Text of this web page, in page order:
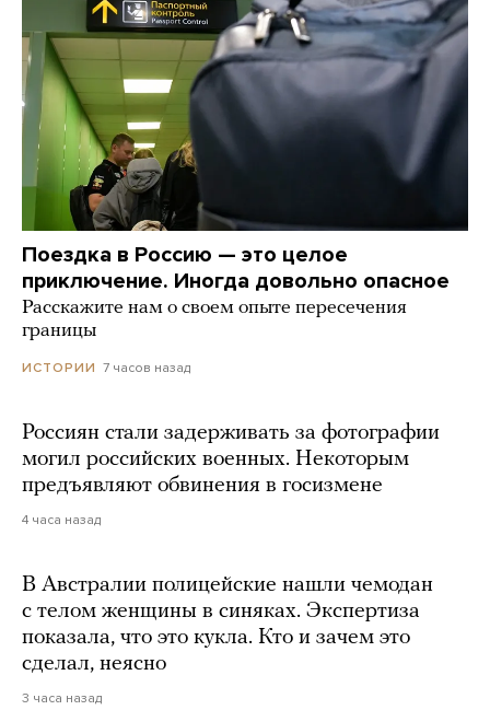
Поездка в Россию — это целое
приключение. Иногда довольно опасное
Расскажите нам о своем опыте пересечения
границы
ИСТОРИИ 7 часов назад
Россиян стали задерживать за фотографии
могил российских военных. Некоторым
предъявляют обвинения в госизмене
4 часа назад
В Австралии полицейские нашли чемодан
с телом женщины в синяках. Экспертиза
показала, что это кукла. Кто и зачем это
сделал, неясно
3 часа назад